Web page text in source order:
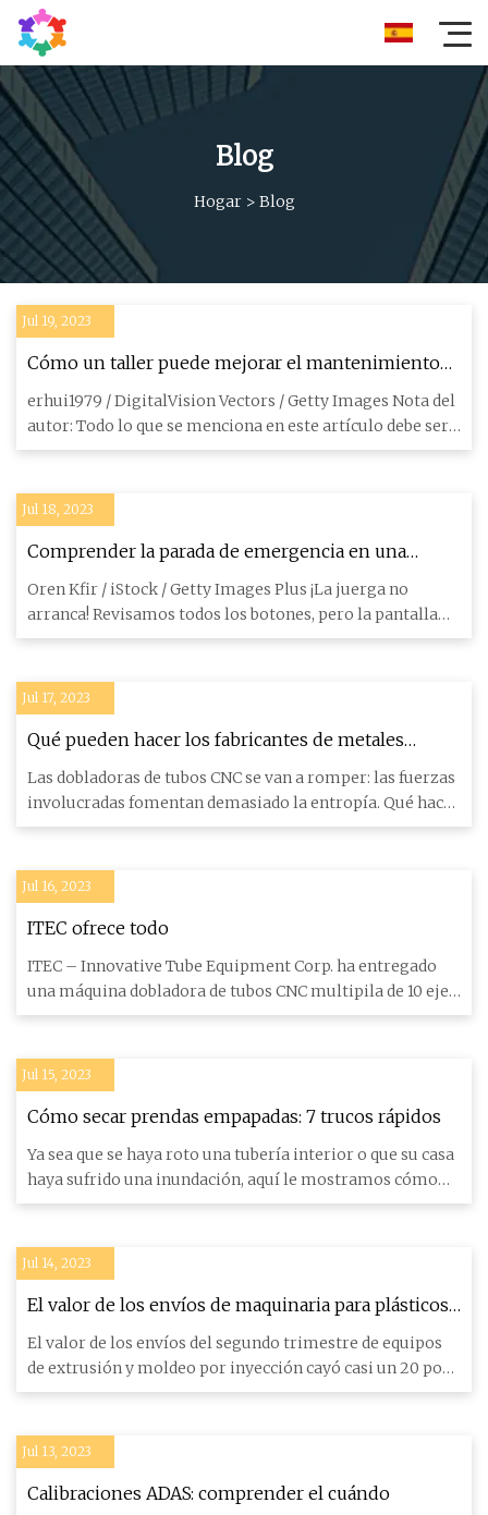
Blog
Hogar> Blog
Jul 19, 2023
Cómo un taller puede mejorar el mantenimiento
de las dobladoras de tubos
erhui1979 / DigitalVision Vectors / Getty Images Nota del
autor: Todo lo que se menciona en este artículo debe ser
real
Jul 18, 2023
Comprender la parada de emergencia en una
dobladora de tubos de un taller de fabricación
Oren Kfir / iStock / Getty Images Plus ¡La juerga no
arranca! Revisamos todos los botones, pero la pantalla
aún muestr
Jul 17, 2023
Qué pueden hacer los fabricantes de metales
cuando se rompe una dobladora de tubos
Las dobladoras de tubos CNC se van a romper: las fuerzas
involucradas fomentan demasiado la entropía. Qué hacer
al res
Jul 16, 2023
ITEC ofrece todo
ITEC – Innovative Tube Equipment Corp. ha entregado
una máquina dobladora de tubos CNC multipila de 10 ejes
totalmente
Jul 15, 2023
Cómo secar prendas empapadas: 7 trucos rápidos
Ya sea que se haya roto una tubería interior o que su casa
haya sufrido una inundación, aquí le mostramos cómo
secar rá
Jul 14, 2023
El valor de los envíos de maquinaria para plásticos
cayó en el segundo trimestre
El valor de los envíos del segundo trimestre de equipos
de extrusión y moldeo por inyección cayó casi un 20 por
ciento a
Jul 13, 2023
Calibraciones ADAS: comprender el cuándo